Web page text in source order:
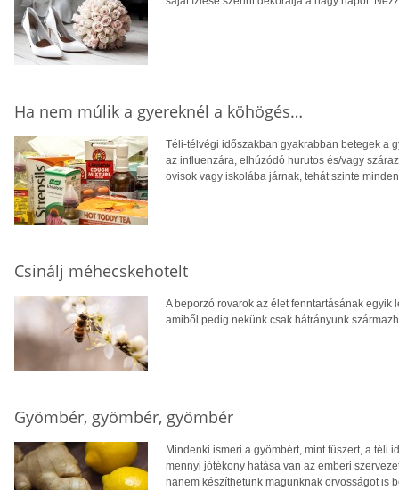
Ha nem múlik a gyereknél a köhögés…
Téli-télvégi időszakban gyakrabban betegek a
az influenzára, elhúzódó hurutos és/vagy
ovisok vagy iskolába járnak, tehát szinte
Csinálj méhecskehotelt
A beporzó rovarok az élet fenntartásának
amiből pedig nekünk csak hátrányunk
Gyömbér, gyömbér, gyömbér
Mindenki ismeri a gyömbért, mint fűszert, a téli
mennyi jótékony hatása van az emberi
hanem készíthetünk magunknak orvosságot is